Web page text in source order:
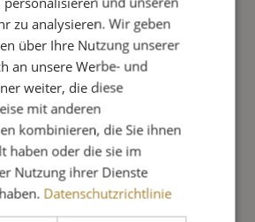
h. Ihre Daten werden nur zur
Verpflichtungen
unberechtigter Zugriffe
Daten, insbesondere
Bestellvorgang per TLS-
zu analysieren. Wir geben
über Ihre Nutzung unserer
an unsere Werbe- und
weiter, die diese
mit anderen
kombinieren, die Sie ihnen
haben oder die sie im
Nutzung ihrer Dienste
Datenschutzrichtlinie